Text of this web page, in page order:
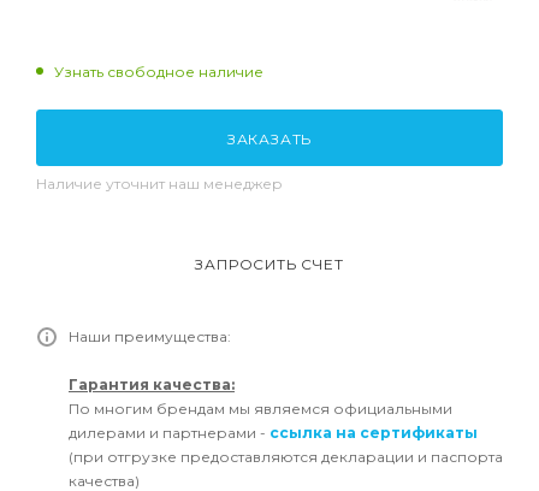
Узнать свободное наличие
ЗАКАЗАТЬ
Наличие уточнит наш менеджер
ЗАПРОСИТЬ СЧЕТ
Наши преимущества:
Гарантия качества:
По многим брендам мы являемся официальными
дилерами и партнерами - ссылка на сертификаты
(при отгрузке предоставляются декларации и паспорта
качества)